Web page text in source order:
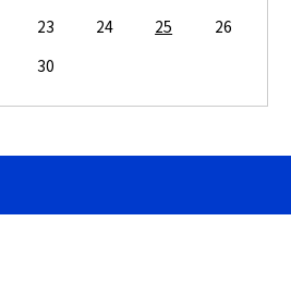
23 24 25
26
30